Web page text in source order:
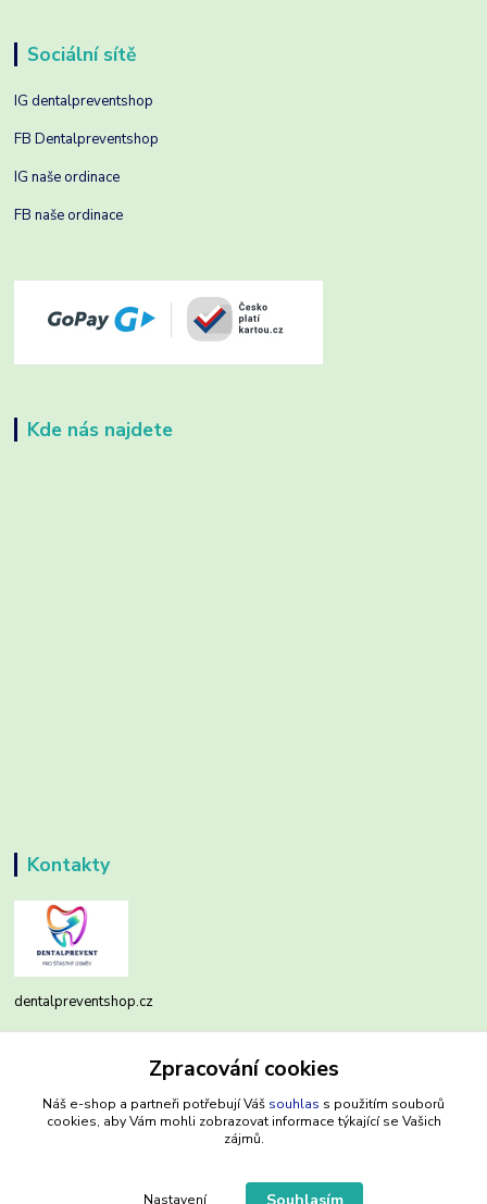
Sociální sítě
IG dentalpreventshop
FB Dentalpreventshop
IG naše ordinace
FB naše ordinace
Kde nás najdete
Kontakty
dentalpreventshop.cz
+420721639204
(Po-Pá, 8-16 hod.)
Zpracování cookies
Náš e-shop a partneři potřebují Váš souhlas s použitím souborů
cookies, aby Vám mohli zobrazovat informace týkající se Vašich
zájmů.
Nastavení